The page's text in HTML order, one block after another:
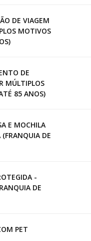
DE VIAGEM
MOTIVOS
DE
MÚLTIPLOS
85 ANOS)
E MOCHILA
(FRANQUIA DE
-
DE
PET